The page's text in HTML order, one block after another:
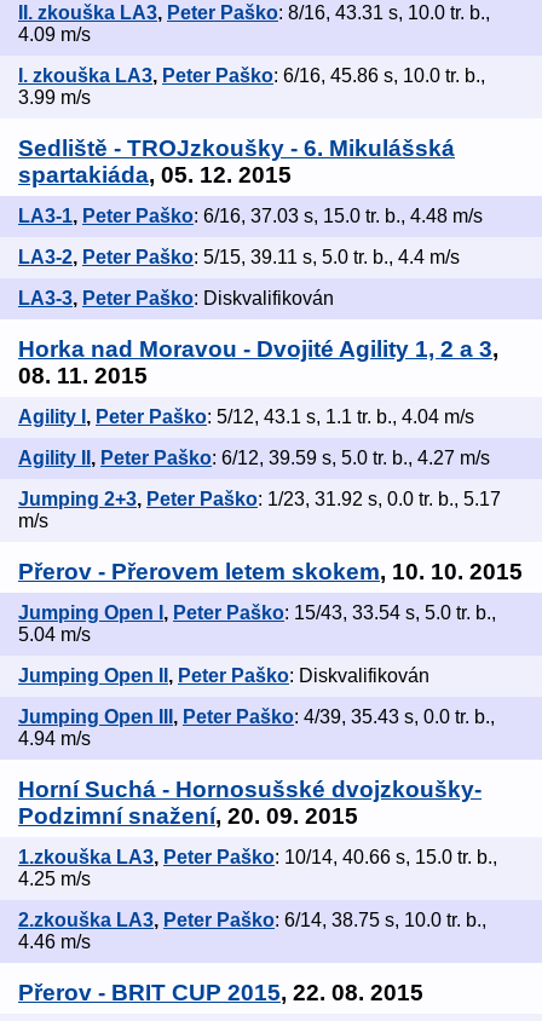
II. zkouška LA3, Peter Paško: 8/16, 43.31 s, 10.0 tr. b.,
4.09 m/s
I. zkouška LA3, Peter Paško: 6/16, 45.86 s, 10.0 tr. b.,
3.99 m/s
Sedliště - TROJzkoušky - 6. Mikulášská
spartakiáda, 05. 12. 2015
LA3-1, Peter Paško: 6/16, 37.03 s, 15.0 tr. b., 4.48 m/s
LA3-2, Peter Paško: 5/15, 39.11 s, 5.0 tr. b., 4.4 m/s
LA3-3, Peter Paško: Diskvalifikován
Horka nad Moravou - Dvojité Agility 1, 2 a 3,
08. 11. 2015
Agility I , Peter Paško: 5/12, 43.1 s, 1.1 tr. b., 4.04 m/s
Agility II , Peter Paško: 6/12, 39.59 s, 5.0 tr. b., 4.27 m/s
Jumping 2+3, Peter Paško: 1/23, 31.92 s, 0.0 tr. b., 5.17
m/s
Přerov - Přerovem letem skokem, 10. 10. 2015
Jumping Open I , Peter Paško: 15/43, 33.54 s, 5.0 tr. b.,
5.04 m/s
Jumping Open II , Peter Paško: Diskvalifikován
Jumping Open III , Peter Paško: 4/39, 35.43 s, 0.0 tr. b.,
4.94 m/s
Horní Suchá - Hornosušské dvojzkoušky-
Podzimní snažení, 20. 09. 2015
1.zkouška LA3, Peter Paško: 10/14, 40.66 s, 15.0 tr. b.,
4.25 m/s
2.zkouška LA3, Peter Paško: 6/14, 38.75 s, 10.0 tr. b.,
4.46 m/s
Přerov - BRIT CUP 2015, 22. 08. 2015